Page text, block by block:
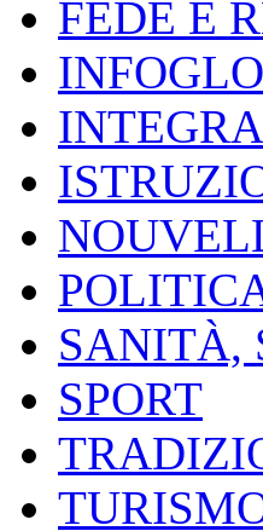
FEDE E
SANITÀ,
SPORT